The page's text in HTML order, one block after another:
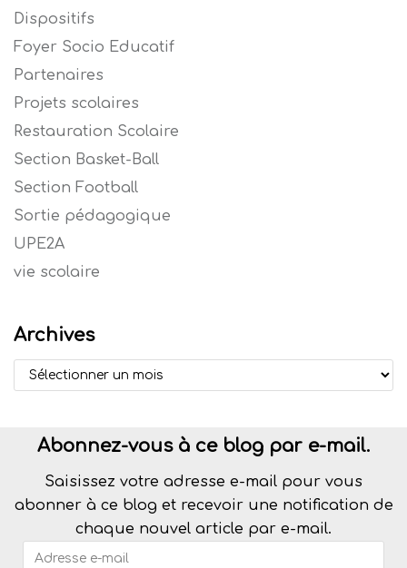
Dispositifs
Foyer Socio Educatif
Partenaires
Projets scolaires
Restauration Scolaire
Section Basket-Ball
Section Football
Sortie pédagogique
UPE2A
vie scolaire
Archives
Abonnez-vous à ce blog par e-mail.
Saisissez votre adresse e-mail pour vous
abonner à ce blog et recevoir une notification de
chaque nouvel article par e-mail.